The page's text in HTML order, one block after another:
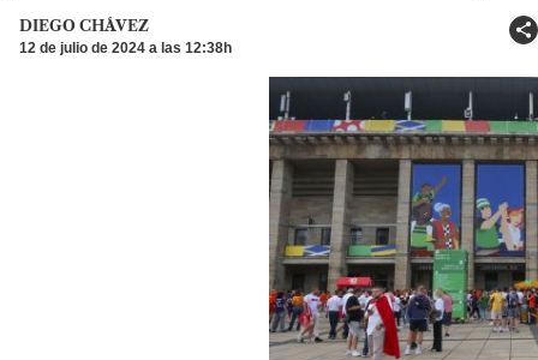
DIEGO CHÁVEZ
12 de julio de 2024 a las 12:38h